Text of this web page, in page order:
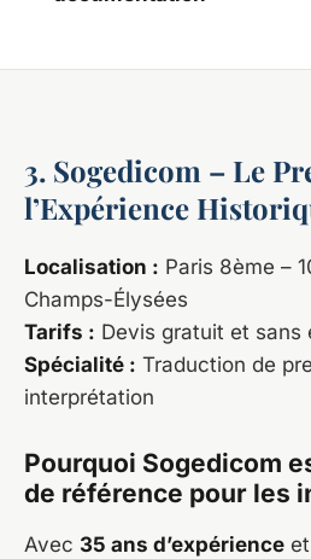
3. Sogedicom – Le
l’Expérience
Localisation : Paris 8ème –
Champs-Élysées
Tarifs : Devis gratuit et sans
Spécialité : Traduction de
interprétation
Pourquoi Sogedicom
de référence pour les
Avec 35 ans d’expérience